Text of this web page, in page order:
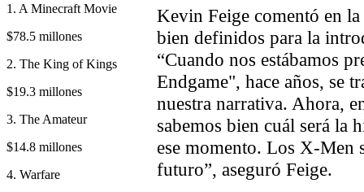
1. A Minecraft Movie
$78.5 millones
2. The King of Kings
$19.3 millones
3. The Amateur
$14.8 millones
4. Warfare
Kevin Feige comentó en
bien definidos para la
“Cuando nos estábamos
Endgame", hace años, se
nuestra narrativa. Ahora,
sabemos bien cuál será la
ese momento. Los X-Men
futuro”, aseguró Feige.